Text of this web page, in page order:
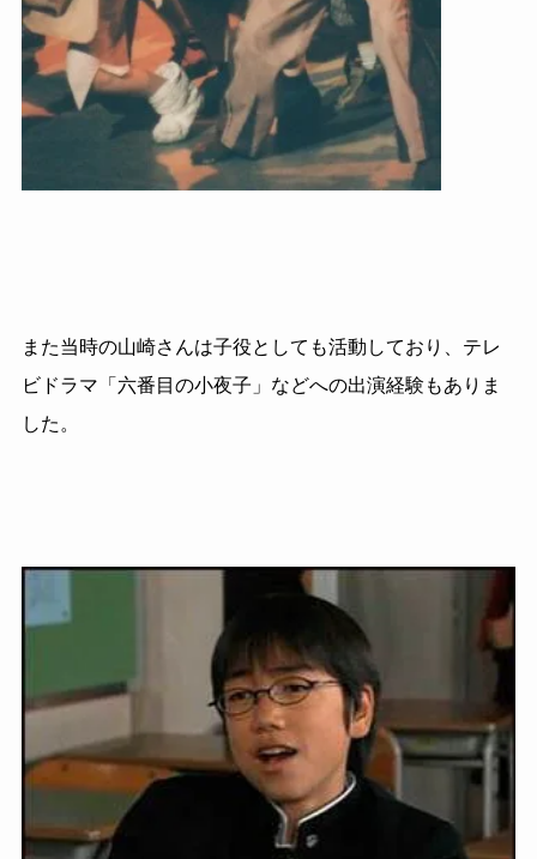
また当時の山崎さんは子役としても活動しており、テレ
ビドラマ「六番目の小夜子」などへの出演経験もありま
した。